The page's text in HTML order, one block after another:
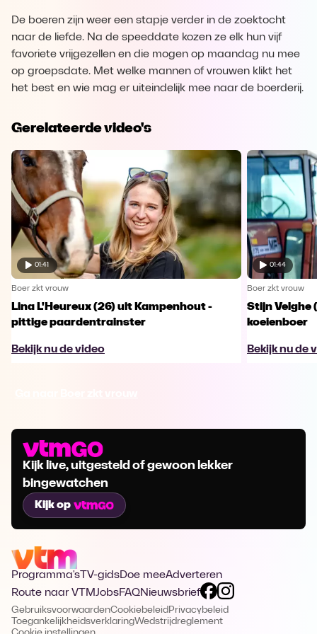
De boeren zijn weer een stapje verder in de zoektocht
naar de liefde. Na de speeddate kozen ze elk hun vijf
favoriete vrijgezellen en die mogen op maandag nu mee
op groepsdate. Met welke mannen of vrouwen klikt het
het best en wie mag er uiteindelijk mee naar de boerderij.
Gerelateerde video's
01:41
Boer zkt vrouw
Lina L'Heureux (26) uit Kampenhout -
pittige paardentrainster
Bekijk nu de video
01:44
Boer zkt vrouw
Stijn Velghe
koeienboer
Bekijk nu de
Kijk live, uitgesteld of gewoon lekker
bingewatchen
Kijk op
Programma's TV-gidsDoe meeAdverteren
Route naar VTMJobsFAQNieuwsbrief
GebruiksvoorwaardenCookiebeleid Privacybeleid
ToegankelijkheidsverklaringWedstrijdreglement